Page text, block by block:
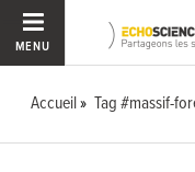
MENU
Accueil Tag #massif-